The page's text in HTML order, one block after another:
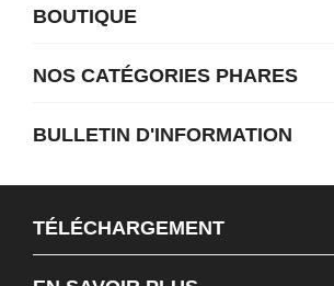
BOUTIQUE
NOS CATÉGORIES PHARES
BULLETIN D'INFORMATION
TÉLÉCHARGEMENT